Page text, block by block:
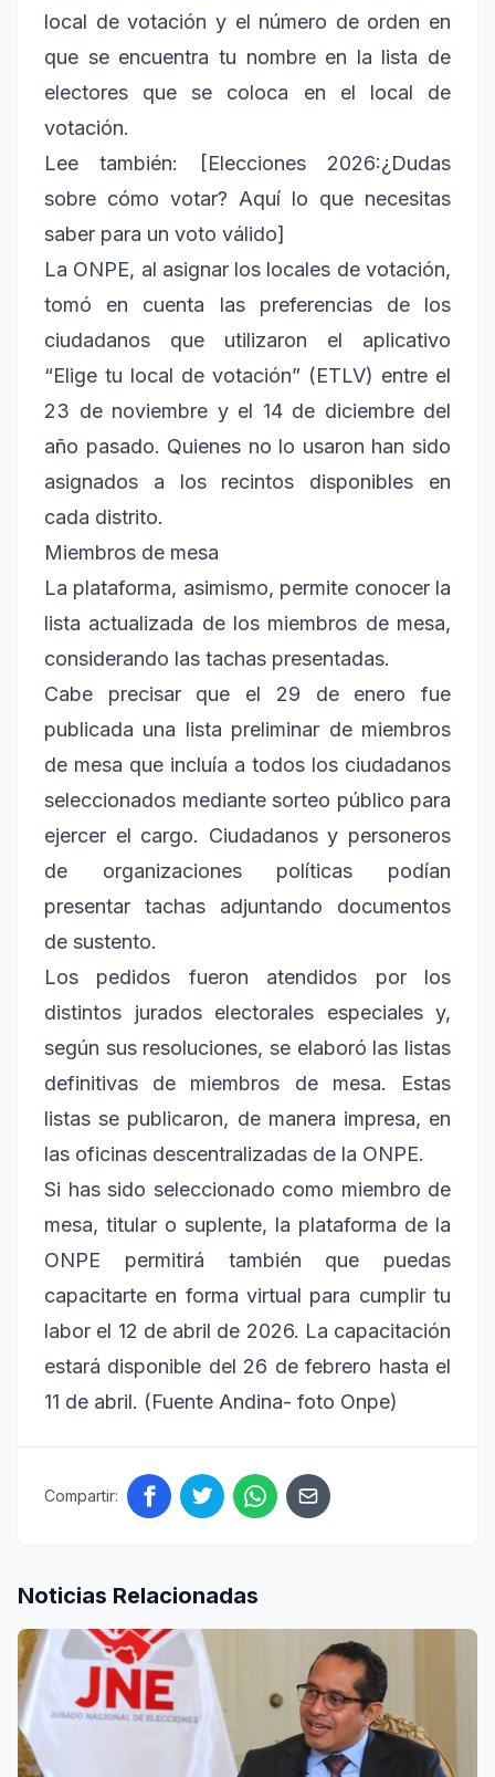
local de votación y el número de orden en
que se encuentra tu nombre en la lista de
electores que se coloca en el local de
votación.
Lee también: [Elecciones 2026:¿Dudas
sobre cómo votar? Aquí lo que necesitas
saber para un voto válido]
La ONPE, al asignar los locales de votación,
tomó en cuenta las preferencias de los
ciudadanos que utilizaron el aplicativo
“Elige tu local de votación” (ETLV) entre el
23 de noviembre y el 14 de diciembre del
año pasado. Quienes no lo usaron han sido
asignados a los recintos disponibles en
cada distrito.
Miembros de mesa
La plataforma, asimismo, permite conocer la
lista actualizada de los miembros de mesa,
considerando las tachas presentadas.
Cabe precisar que el 29 de enero fue
publicada una lista preliminar de miembros
de mesa que incluía a todos los ciudadanos
seleccionados mediante sorteo público para
ejercer el cargo. Ciudadanos y personeros
de organizaciones políticas podían
presentar tachas adjuntando documentos
de sustento.
Los pedidos fueron atendidos por los
distintos jurados electorales especiales y,
según sus resoluciones, se elaboró las listas
definitivas de miembros de mesa. Estas
listas se publicaron, de manera impresa, en
las oficinas descentralizadas de la ONPE.
Si has sido seleccionado como miembro de
mesa, titular o suplente, la plataforma de la
ONPE permitirá también que puedas
capacitarte en forma virtual para cumplir tu
labor el 12 de abril de 2026. La capacitación
estará disponible del 26 de febrero hasta el
11 de abril. (Fuente Andina- foto Onpe)
Compartir:
Noticias Relacionadas